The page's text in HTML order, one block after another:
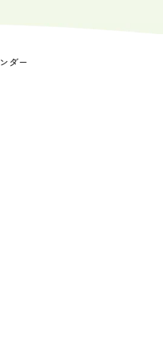
ダー